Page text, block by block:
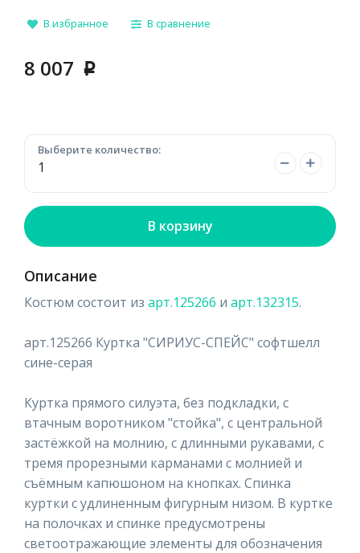
В избранное В сравнение
8 007 p
Выберите количество:
В корзину
Описание
Костюм состоит из арт.125266 и арт.132315.
арт.125266 Куртка "СИРИУС-СПЕЙС" софтшелл
сине-серая
Куртка прямого силуэта, без подкладки, с
втачным воротником "стойка", с центральной
застёжкой на молнию, с длинными рукавами, с
тремя прорезными карманами с молнией и
съёмным капюшоном на кнопках. Спинка
куртки с удлиненным фигурным низом. В куртке
на полочках и спинке предусмотрены
светоотражающие элементы для обозначения